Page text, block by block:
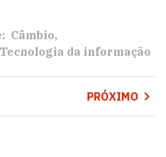
Câmbio
Tecnologia da informação
PRÓXIMO